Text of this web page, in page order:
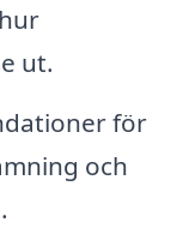
ut.
för
och